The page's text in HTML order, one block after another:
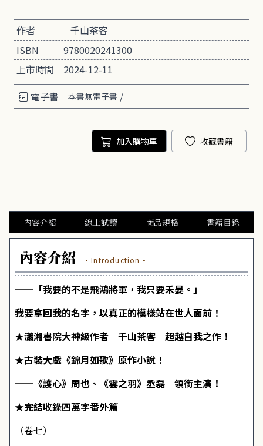
作者
千山茶客
ISBN
9780020241300
上市時間
2024-12-11
電子書
本書無電子書 /
加入購物車 收藏書籍
內容介紹 線上試讀 商品規格 書籍目錄
內容介紹 ·Introduction·
──「我要的不是飛鴻將軍，我只要禾晏。」
我要拿回我的名字，以真正的模樣站在世人面前！
★瀟湘書院大神級作者 千山茶客 超越自我之作！
★古裝大戲《錦月如歌》原作小說！
──《護心》周也、《雲之羽》丞磊 領銜主演！
★完結收錄四萬字番外篇
（卷七）